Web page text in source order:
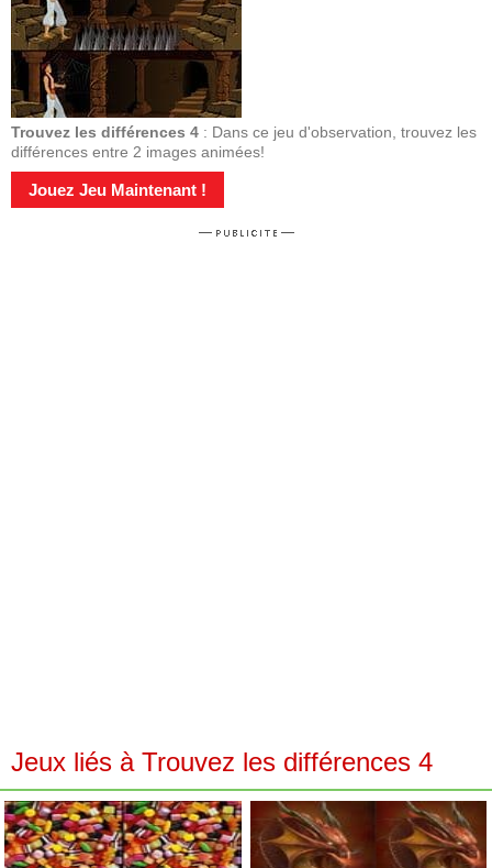
Trouvez les différences 4 : Dans ce jeu d'observation, trouvez les
différences entre 2 images animées!
Jouez Jeu Maintenant !
Jeux liés à Trouvez les différences 4